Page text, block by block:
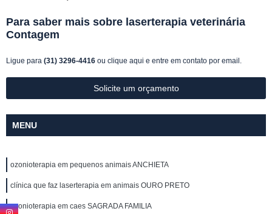
Para saber mais sobre laserterapia veterinária
Contagem
Ligue para (31) 3296-4416 ou clique aqui e entre em contato por email.
Solicite um orçamento
MENU
ozonioterapia em pequenos animais ANCHIETA
clínica que faz laserterapia em animais OURO PRETO
ozonioterapia em caes SAGRADA FAMILIA